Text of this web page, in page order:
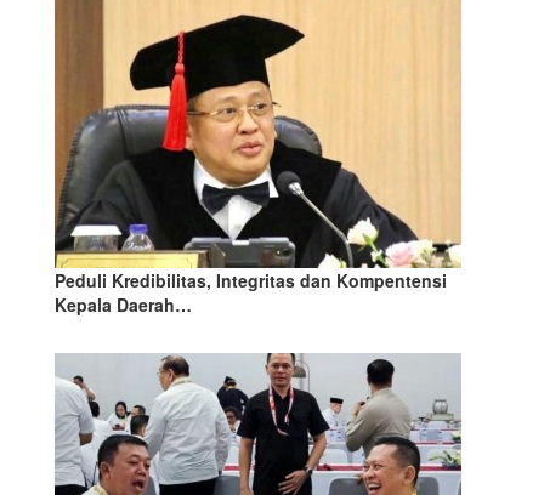
Peduli Kredibilitas, Integritas dan Kompentensi
Kepala Daerah…